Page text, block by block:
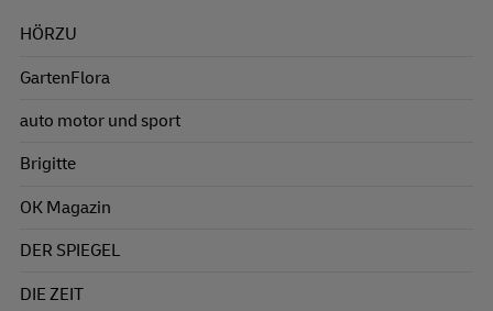
HÖRZU
GartenFlora
auto motor und sport
Brigitte
OK Magazin
DER SPIEGEL
DIE ZEIT